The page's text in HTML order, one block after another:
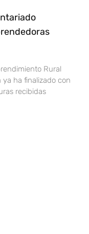
Rural
ya ha finalizado con
recibidas